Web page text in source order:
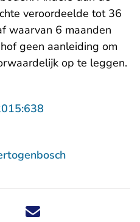
veroordeelde tot 36
waarvan 6 maanden
geen aanleiding om
op te leggen.
Deel dit nieuwsbericht via X -
Deel dit nieuwsbericht via
Deel dit nieuwsbericht
Deel dit